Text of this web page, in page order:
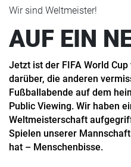
Wir sind Weltmeister!
AUF EIN
Jetzt ist der FIFA World
darüber, die anderen
Fußballabende auf dem
Public Viewing. Wir haben
Weltmeisterschaft
Spielen unserer
hat – Menschenbisse.